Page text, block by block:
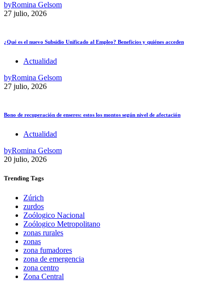
byRomina Gelsom
27 julio, 2026
¿Qué es el nuevo Subsidio Unificado al Empleo? Beneficios y quiénes acceden
Actualidad
byRomina Gelsom
27 julio, 2026
Bono de recuperación de enseres: estos los montos según nivel de afectación
Actualidad
byRomina Gelsom
20 julio, 2026
Trending Tags
Zúrich
zurdos
Zoólogico Nacional
Zoólogico Metropolitano
zonas rurales
zonas
zona fumadores
zona de emergencia
zona centro
Zona Central